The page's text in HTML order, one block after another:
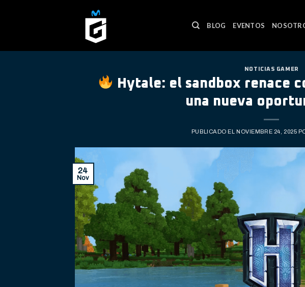
BLOG EVENTOS
NOTICIAS GAMER
Hytale: el sandbox renace
una nueva
PUBLICADO EL NOVIEMBRE 24, 2025
24
Nov